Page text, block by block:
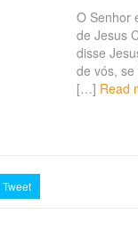
O Senhor
de Jesus
disse
de vós,
[…] Read
Tweet